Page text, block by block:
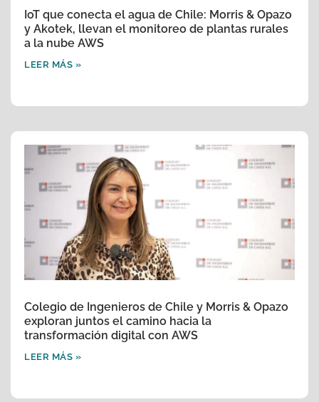
IoT que conecta el agua de Chile: Morris & Opazo
y Akotek, llevan el monitoreo de plantas rurales
a la nube AWS
LEER MÁS »
Colegio de Ingenieros de Chile y Morris & Opazo
exploran juntos el camino hacia la
transformación digital con AWS
LEER MÁS »